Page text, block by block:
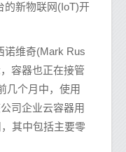
的新物联网(IoT)开
诺维奇(Mark Rus
容器也正在接管
几个月中，使用
司企业云容器用
其中包括主要零